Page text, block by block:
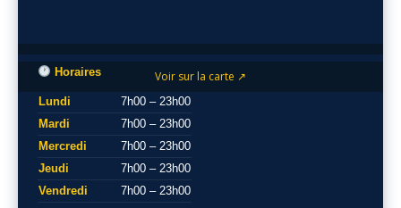
Voir sur la carte ↗
Horaires
Lundi
7h00 – 23h00
Mardi
7h00 – 23h00
Mercredi
7h00 – 23h00
Jeudi
7h00 – 23h00
Vendredi
7h00 – 23h00